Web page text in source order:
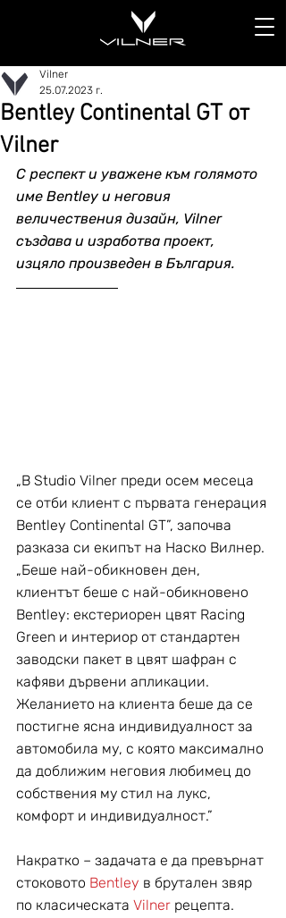
Bentley Continental GT от
Vilner
Vilner
25.07.2023 г.
С респект и уважене към голямото
име Bentley и неговия
величествения дизайн, Vilner
създава и изработва проект,
изцяло произведен в България.
„В Studio Vilner преди осем месеца
се отби клиент с първата генерация
Bentley Continental GT”, започва
разказа си екипът на Наско Вилнер.
„Беше най-обикновен ден,
клиентът беше с най-обикновено
Bentley: екстериорeн цвят Racing
Green и интериор от стандартен
заводски пакет в цвят шафран с
кафяви дървени апликации.
Желанието на клиента беше да се
постигне ясна индивидуалност за
автомобила му, с която максимално
да доближим неговия любимец до
собствения му стил на лукс,
комфорт и индивидуалност.”
Накратко – задачата е да превърнат
стоковото Bentley в брутален звяр
по класическата Vilner рецепта.